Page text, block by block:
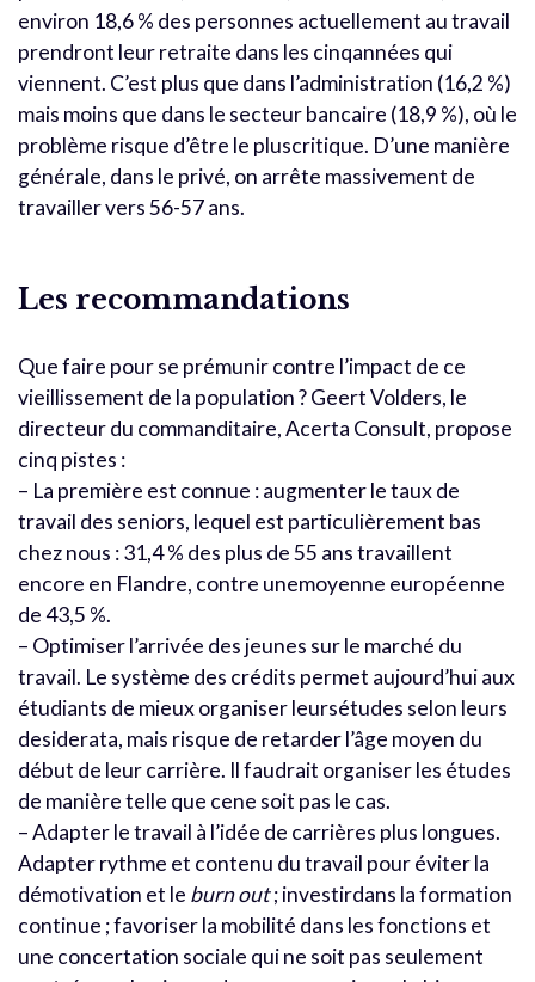
environ 18,6 % des personnes actuellement au travail
prendront leur retraite dans les cinqannées qui
viennent. C’est plus que dans l’administration (16,2 %)
mais moins que dans le secteur bancaire (18,9 %), où le
problème risque d’être le pluscritique. D’une manière
générale, dans le privé, on arrête massivement de
travailler vers 56-57 ans.
Les recommandations
Que faire pour se prémunir contre l’impact de ce
vieillissement de la population ? Geert Volders, le
directeur du commanditaire, Acerta Consult, propose
cinq pistes :
– La première est connue : augmenter le taux de
travail des seniors, lequel est particulièrement bas
chez nous : 31,4 % des plus de 55 ans travaillent
encore en Flandre, contre unemoyenne européenne
de 43,5 %.
– Optimiser l’arrivée des jeunes sur le marché du
travail. Le système des crédits permet aujourd’hui aux
étudiants de mieux organiser leursétudes selon leurs
desiderata, mais risque de retarder l’âge moyen du
début de leur carrière. Il faudrait organiser les études
de manière telle que cene soit pas le cas.
– Adapter le travail à l’idée de carrières plus longues.
Adapter rythme et contenu du travail pour éviter la
démotivation et le burn out; investirdans la formation
continue ; favoriser la mobilité dans les fonctions et
une concertation sociale qui ne soit pas seulement